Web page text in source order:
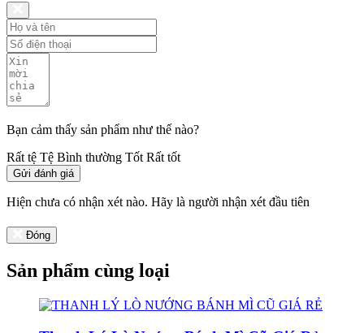
Bạn cảm thấy sản phẩm như thế nào?
Rất tệ Tệ Bình thường Tốt Rất tốt
Gửi đánh giá
Hiện chưa có nhận xét nào. Hãy là người nhận xét đầu tiên
Đóng
Sản phẩm cùng loại